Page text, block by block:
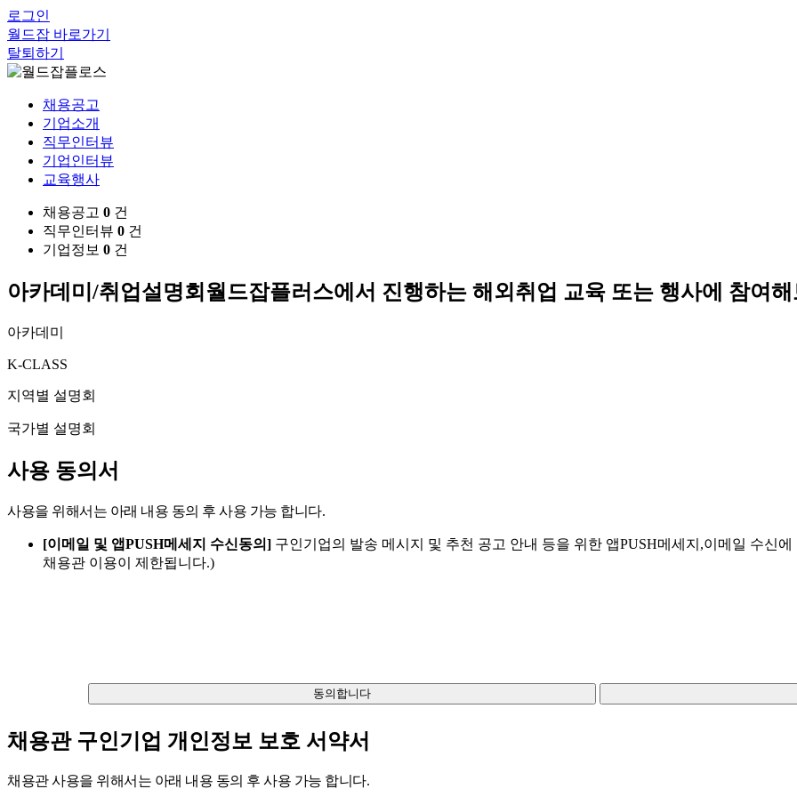
로그인
월드잡 바로가기
탈퇴하기
채용공고
기업소개
직무인터뷰
기업인터뷰
교육행사
채용공고 0 건
직무인터뷰 0 건
기업정보 0 건
아카데미/취업설명회 월드잡플러스에서 진행하는 해외취업 교육 또는 행사에 참여
아카데미
K-CLASS
지역별 설명회
국가별 설명회
사용 동의서
사용을 위해서는 아래 내용 동의 후 사용 가능 합니다.
[이메일 및 앱PUSH메세지 수신동의] 구인기업의 발송 메시지 및 추천 공고 안내 등을 위한 앱PUSH메세지,이메일 수신에
채용관 이용이 제한됩니다.)
동의합니다
채용관 구인기업 개인정보 보호 서약서
채용관 사용을 위해서는 아래 내용 동의 후 사용 가능 합니다.